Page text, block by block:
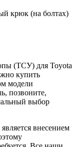
крюк (на болтах)
(ТСУ) для Toyota
купить
модели
позвоните,
выбор
внесением